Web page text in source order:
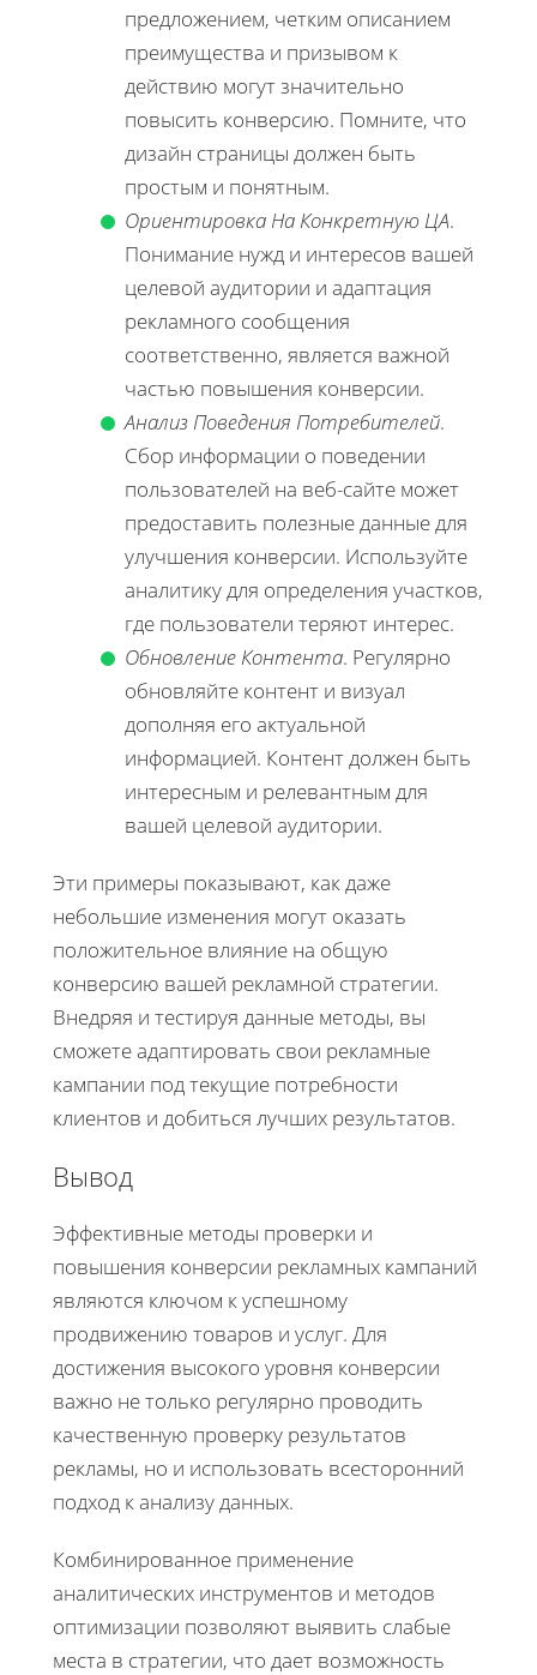
предложением, четким описанием
преимущества и призывом к
действию могут значительно
повысить конверсию. Помните, что
дизайн страницы должен быть
простым и понятным.
Ориентировка На Конкретную ЦА.
Понимание нужд и интересов вашей
целевой аудитории и адаптация
рекламного сообщения
соответственно, является важной
частью повышения конверсии.
Анализ Поведения Потребителей.
Сбор информации о поведении
пользователей на веб-сайте может
предоставить полезные данные для
улучшения конверсии. Используйте
аналитику для определения участков,
где пользователи теряют интерес.
Обновление Контента. Регулярно
обновляйте контент и визуал
дополняя его актуальной
информацией. Контент должен быть
интересным и релевантным для
вашей целевой аудитории.
Эти примеры показывают, как даже
небольшие изменения могут оказать
положительное влияние на общую
конверсию вашей рекламной стратегии.
Внедряя и тестируя данные методы, вы
сможете адаптировать свои рекламные
кампании под текущие потребности
клиентов и добиться лучших результатов.
Вывод
Эффективные методы проверки и
повышения конверсии рекламных кампаний
являются ключом к успешному
продвижению товаров и услуг. Для
достижения высокого уровня конверсии
важно не только регулярно проводить
качественную проверку результатов
рекламы, но и использовать всесторонний
подход к анализу данных.
Комбинированное применение
аналитических инструментов и методов
оптимизации позволяют выявить слабые
места в стратегии, что дает возможность